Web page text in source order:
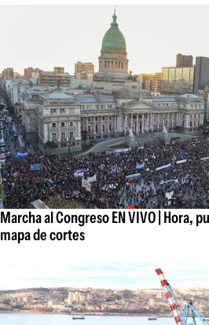
Marcha al Congreso EN VIVO | Hora,
mapa de cortes